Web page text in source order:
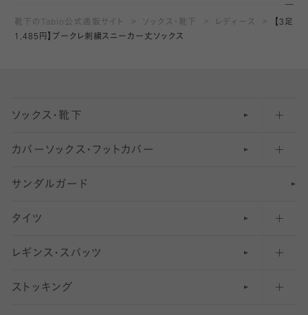
靴下のTabio公式通販サイト ソックス・靴下 レディース
【3足
1,485円】ブークレ刺繍スニーカー丈ソックス
ソックス・靴下
五本指ソックス・靴下
足袋ソックス・靴下
無地・プレーンソックス・靴下
柄ソックス・靴下
スニーカー（くるぶし）用ソックス
カバーソックス・フットカバー
フットカバー・カバーソックス（深め）
フットカバー・カバーソックス（ふつう）
フットカバー・カバーソックス（浅め）
サンダルガード
タイツ
30デニール以下のタイツ（薄手タイツ）
31〜40デニールタイツ
レギンス・スパッツ
柄レギンス
ストッキング